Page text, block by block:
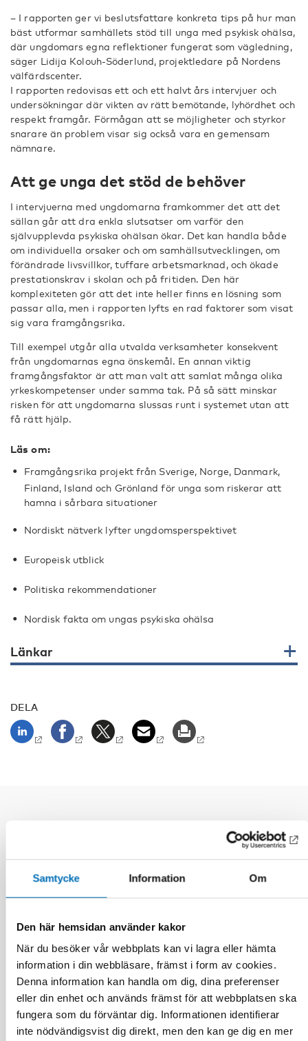
Samtycke Information Om
Den här hemsidan använder kakor
När du besöker vår webbplats kan vi lagra eller hämta
information i din webbläsare, främst i form av cookies.
Denna information kan handla om dig, dina preferenser
eller din enhet och används främst för att webbplatsen ska
fungera som du förväntar dig. Informationen identifierar
inte nödvändigsvist dig direkt, men den kan ge dig en mer
– I rapporten ger vi beslutsfattare konkreta tips på hur man
bäst utformar samhällets stöd till unga med psykisk ohälsa,
där ungdomars egna reflektioner fungerat som vägledning,
säger Lidija Kolouh-Söderlund, projektledare på Nordens
välfärdscenter.
I rapporten redovisas ett och ett halvt års intervjuer och
undersökningar där vikten av rätt bemötande, lyhördhet och
respekt framgår. Förmågan att se möjligheter och styrkor
snarare än problem visar sig också vara en gemensam
nämnare.
Att ge unga det stöd de behöver
I intervjuerna med ungdomarna framkommer det att det
sällan går att dra enkla slutsatser om varför den
självupplevda psykiska ohälsan ökar. Det kan handla både
om individuella orsaker och om samhällsutvecklingen, om
förändrade livsvillkor, tuffare arbetsmarknad, och ökade
prestationskrav i skolan och på fritiden. Den här
komplexiteten gör att det inte heller finns en lösning som
passar alla, men i rapporten lyfts en rad faktorer som visat
sig vara framgångsrika.
Till exempel utgår alla utvalda verksamheter konsekvent
från ungdomarnas egna önskemål. En annan viktig
framgångsfaktor är att man valt att samlat många olika
yrkeskompetenser under samma tak. På så sätt minskar
risken för att ungdomarna slussas runt i systemet utan att
få rätt hjälp.
Läs om:
Framgångsrika projekt från Sverige, Norge, Danmark,
Finland, Island och Grönland för unga som riskerar att
hamna i sårbara situationer
Nordiskt nätverk lyfter ungdomsperspektivet
Europeisk utblick
Politiska rekommendationer
Nordisk fakta om ungas psykiska ohälsa
Länkar
DELA
Relaterade nyheter